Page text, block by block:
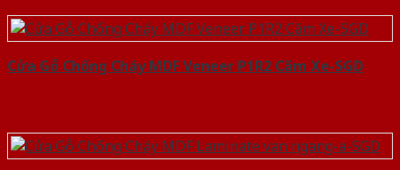
Cửa Gỗ Chống Cháy MDF Veneer P1R2 Căm Xe-SGD